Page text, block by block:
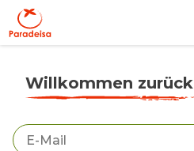
Willkommen zurück